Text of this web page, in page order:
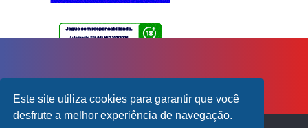
Este site utiliza cookies para garantir que você
desfrute a melhor experiência de navegação.